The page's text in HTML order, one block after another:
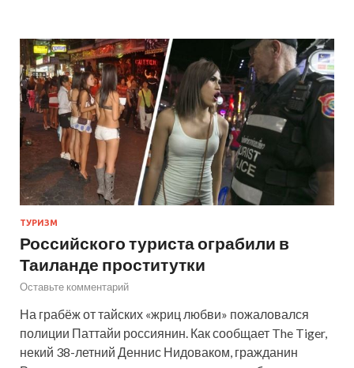
ТУРИЗМ
Российского туриста ограбили в
Таиланде проститутки
Оставьте комментарий
На грабёж от тайских «жриц любви» пожаловался
полиции Паттайи россиянин. Как сообщает The Tiger,
некий 38-летний Деннис Нидоваком, гражданин